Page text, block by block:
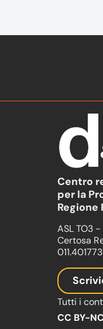
Centro
per la
Regione
ASL TO3
Certosa
Tutti i
CC BY-